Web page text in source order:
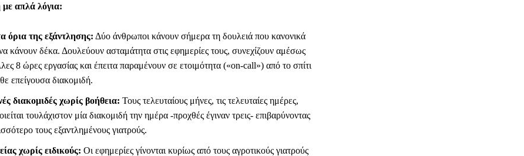
απλά λόγια:
όρια της εξάντλησης: Δύο άνθρωποι κάνουν σήμερα τη δουλειά που κανονικά
κάνουν δέκα. Δουλεύουν ασταμάτητα στις εφημερίες τους, συνεχίζουν αμέσως
8 ώρες εργασίας και έπειτα παραμένουν σε ετοιμότητα («on-call») από το σπίτι
επείγουσα διακομιδή.
διακομιδές χωρίς βοήθεια: Τους τελευταίους μήνες, τις τελευταίες ημέρες,
τουλάχιστον μία διακομιδή την ημέρα -προχθές έγιναν τρεις- επιβαρύνοντας
τους εξαντλημένους γιατρούς.
χωρίς ειδικούς: Οι εφημερίες γίνονται κυρίως από τους αγροτικούς γιατρούς